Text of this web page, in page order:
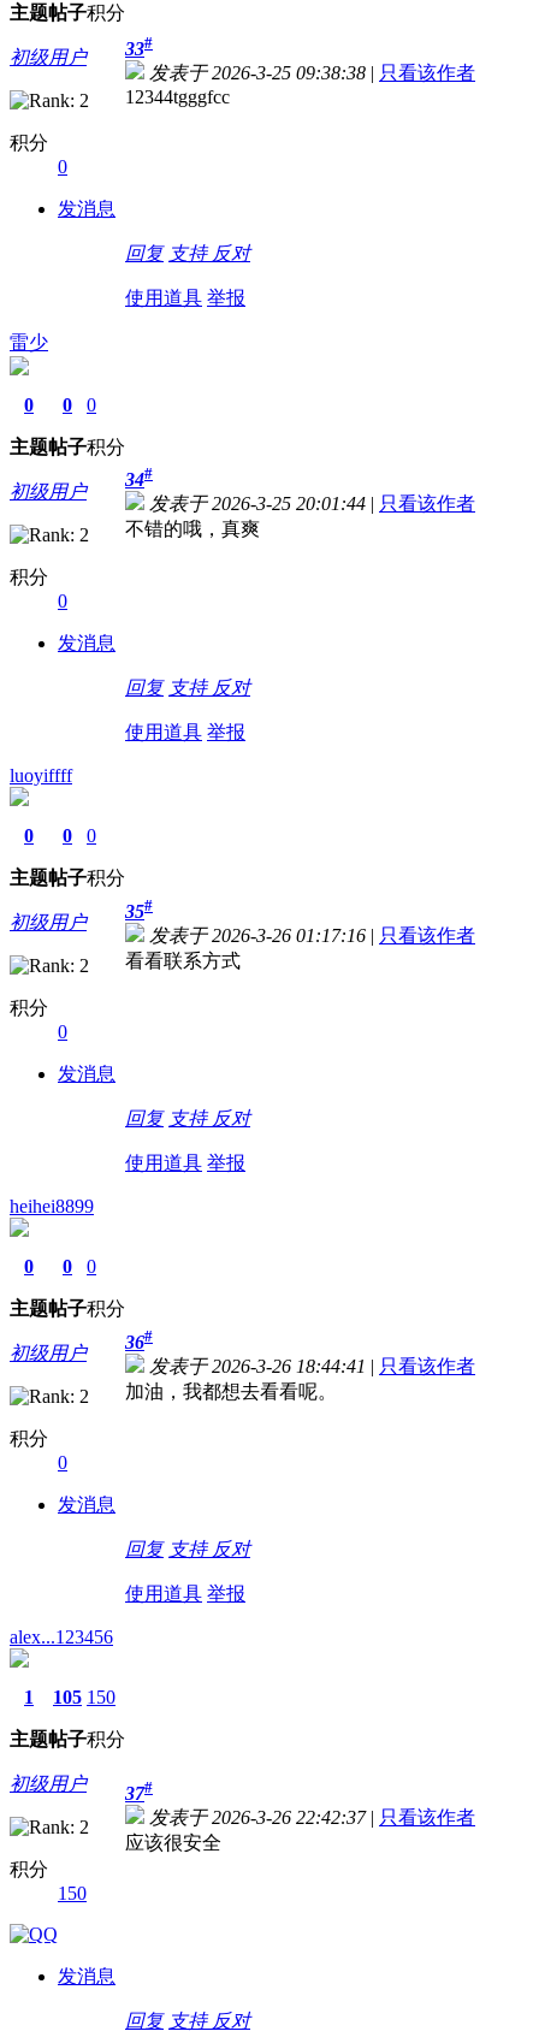
主题帖子积分
初级用户
积分
0
发消息
33#
发表于 2026-3-25 09:38:38 | 只看该作者
12344tgggfcc
回复 支持 反对
使用道具 举报
雷少
0
主题
0
帖子
0
积分
初级用户
积分
0
发消息
34#
发表于 2026-3-25 20:01:44 | 只看该作者
不错的哦，真爽
回复 支持 反对
使用道具 举报
luoyiffff
0
主题
0
帖子
0
积分
初级用户
积分
0
发消息
35#
发表于 2026-3-26 01:17:16 | 只看该作者
看看联系方式
回复 支持 反对
使用道具 举报
heihei8899
0
主题
0
帖子
0
积分
初级用户
积分
0
发消息
36#
发表于 2026-3-26 18:44:41 | 只看该作者
加油，我都想去看看呢。
回复 支持 反对
使用道具 举报
alex...123456
1
主题
105
帖子
150
积分
初级用户
积分
150
发消息
37#
发表于 2026-3-26 22:42:37 | 只看该作者
应该很安全
回复 支持 反对